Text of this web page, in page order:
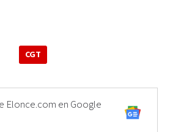
CGT
Elonce.com en Google